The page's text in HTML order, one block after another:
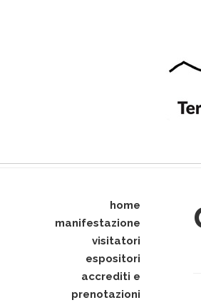
home
manifestazione
visitatori
espositori
accrediti e
prenotazioni